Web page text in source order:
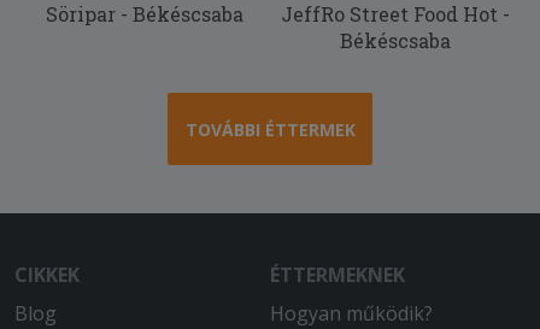
Söripar - Békéscsaba
JeffRo Street Food Hot -
Békéscsaba
TOVÁBBI ÉTTERMEK
CIKKEK
Blog
ÉTTERMEKNEK
Hogyan működik?